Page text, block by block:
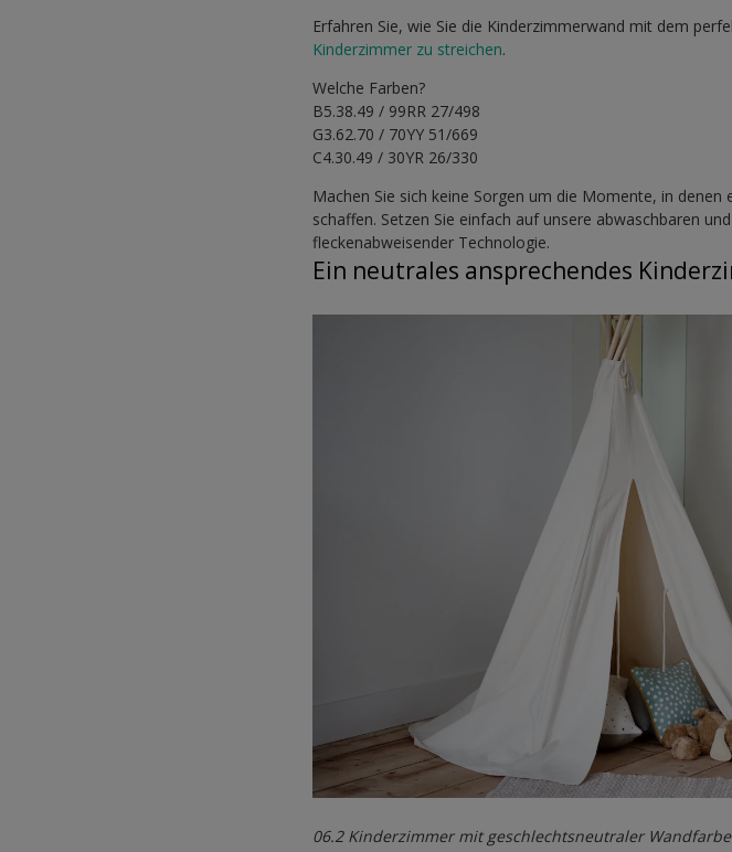
Erfahren Sie, wie Sie die Kinderzimmerwand mit dem
Kinderzimmer zu streichen.
Welche Farben?
B5.38.49 / 99RR 27/498
G3.62.70 / 70YY 51/669
C4.30.49 / 30YR 26/330
Machen Sie sich keine Sorgen um die Momente, in
schaffen. Setzen Sie einfach auf unsere abwaschbaren
fleckenabweisender Technologie.
Ein neutrales ansprechendes
06.2 Kinderzimmer mit geschlechtsneutraler Wandfarbe